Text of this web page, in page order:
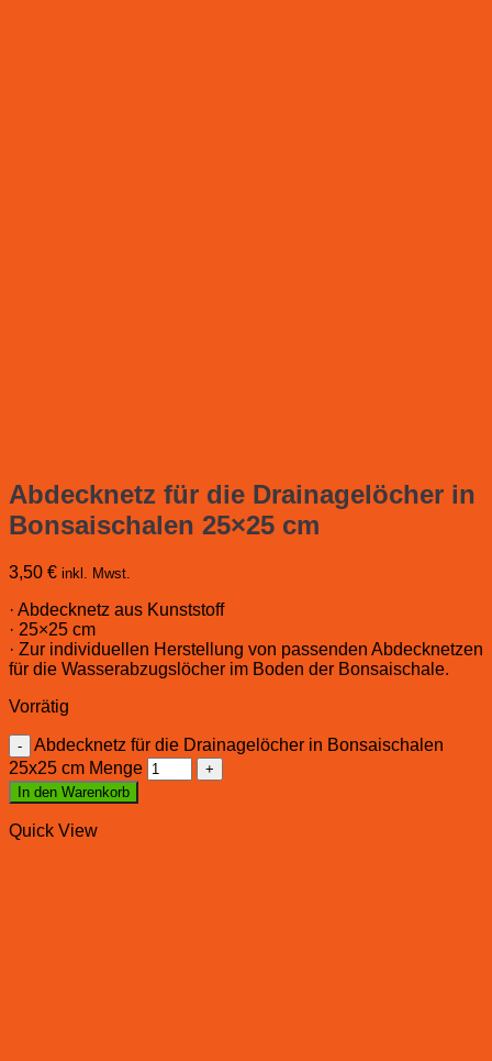
Abdecknetz für die Drainagelöcher in
Bonsaischalen 25×25 cm
3,50 € inkl. Mwst.
· Abdecknetz aus Kunststoff
· 25×25 cm
· Zur individuellen Herstellung von passenden Abdecknetzen
für die Wasserabzugslöcher im Boden der Bonsaischale.
Vorrätig
Abdecknetz für die Drainagelöcher in Bonsaischalen
25x25 cm Menge
In den Warenkorb
Quick View